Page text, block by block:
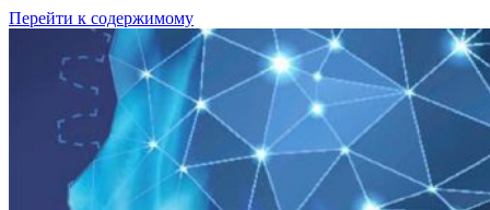
Перейти к содержимому